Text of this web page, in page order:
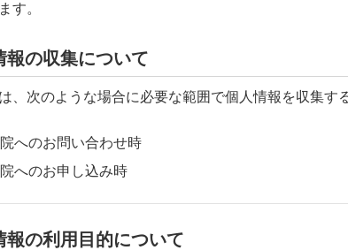
す。
報の収集について
、次のような場合に必要な範囲で個人情報を収集す
へのお問い合わせ時
へのお申し込み時
報の利用目的について